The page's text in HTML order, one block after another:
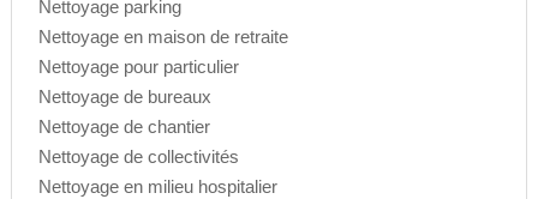
Nettoyage parking
Nettoyage en maison de retraite
Nettoyage pour particulier
Nettoyage de bureaux
Nettoyage de chantier
Nettoyage de collectivités
Nettoyage en milieu hospitalier